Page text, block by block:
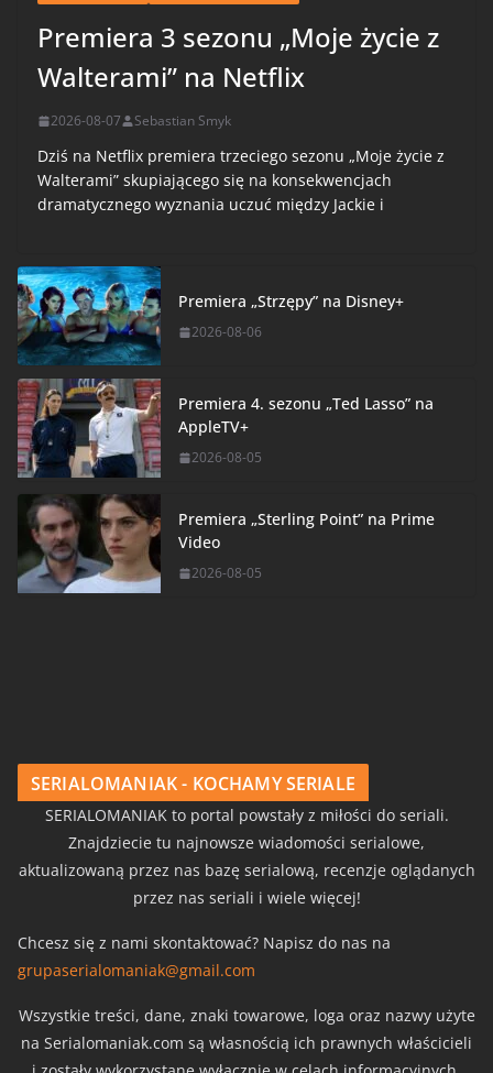
Premiera 3 sezonu „Moje życie z
Walterami” na Netflix
2026-08-07 Sebastian Smyk
Dziś na Netflix premiera trzeciego sezonu „Moje życie z
Walterami” skupiającego się na konsekwencjach
dramatycznego wyznania uczuć między Jackie i
Premiera „Strzępy” na Disney+
2026-08-06
Premiera 4. sezonu „Ted Lasso” na
AppleTV+
2026-08-05
Premiera „Sterling Point” na Prime
Video
2026-08-05
SERIALOMANIAK - KOCHAMY SERIALE
SERIALOMANIAK to portal powstały z miłości do seriali.
Znajdziecie tu najnowsze wiadomości serialowe,
aktualizowaną przez nas bazę serialową, recenzje oglądanych
przez nas seriali i wiele więcej!
Chcesz się z nami skontaktować? Napisz do nas na
grupaserialomaniak@gmail.com
Wszystkie treści, dane, znaki towarowe, loga oraz nazwy użyte
na Serialomaniak.com są własnością ich prawnych właścicieli